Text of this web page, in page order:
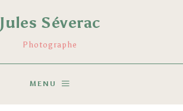
Jules Séverac
Photographe
MENU